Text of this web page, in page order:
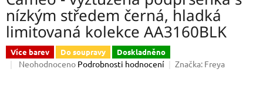
nízkým středem černá, hladká
limitovaná kolekce AA3160BLK
Více barev Do soupravy Doskladněno
Průměrné
Neohodnoceno Podrobnosti hodnocení Značka: Freya